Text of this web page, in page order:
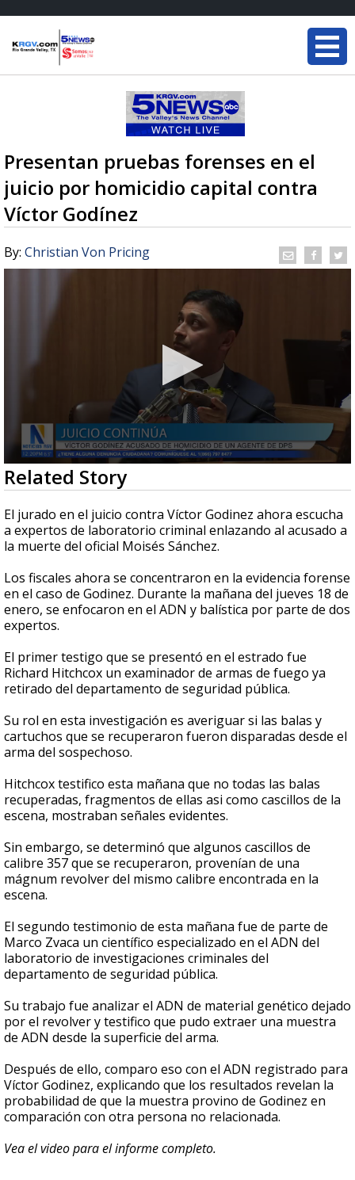
Presentan pruebas forenses en el
juicio por homicidio capital contra
Víctor Godínez
By: Christian Von Pricing
0
seconds
of
2
minutes,
9
seconds
Related Story
El jurado en el juicio contra Víctor Godinez ahora escucha
a expertos de laboratorio criminal enlazando al acusado a
la muerte del oficial Moisés Sánchez.
Los fiscales ahora se concentraron en la evidencia forense
en el caso de Godinez. Durante la mañana del jueves 18 de
enero, se enfocaron en el ADN y balística por parte de dos
expertos.
El primer testigo que se presentó en el estrado fue
Richard Hitchcox un examinador de armas de fuego ya
retirado del departamento de seguridad pública.
Su rol en esta investigación es averiguar si las balas y
cartuchos que se recuperaron fueron disparadas desde el
arma del sospechoso.
Hitchcox testifico esta mañana que no todas las balas
recuperadas, fragmentos de ellas asi como cascillos de la
escena, mostraban señales evidentes.
Sin embargo, se determinó que algunos cascillos de
calibre 357 que se recuperaron, provenían de una
mágnum revolver del mismo calibre encontrada en la
escena.
El segundo testimonio de esta mañana fue de parte de
Marco Zvaca un científico especializado en el ADN del
laboratorio de investigaciones criminales del
departamento de seguridad pública.
Su trabajo fue analizar el ADN de material genético dejado
por el revolver y testifico que pudo extraer una muestra
de ADN desde la superficie del arma.
Después de ello, comparo eso con el ADN registrado para
Víctor Godinez, explicando que los resultados revelan la
probabilidad de que la muestra provino de Godinez en
comparación con otra persona no relacionada.
Vea el video para el informe completo.